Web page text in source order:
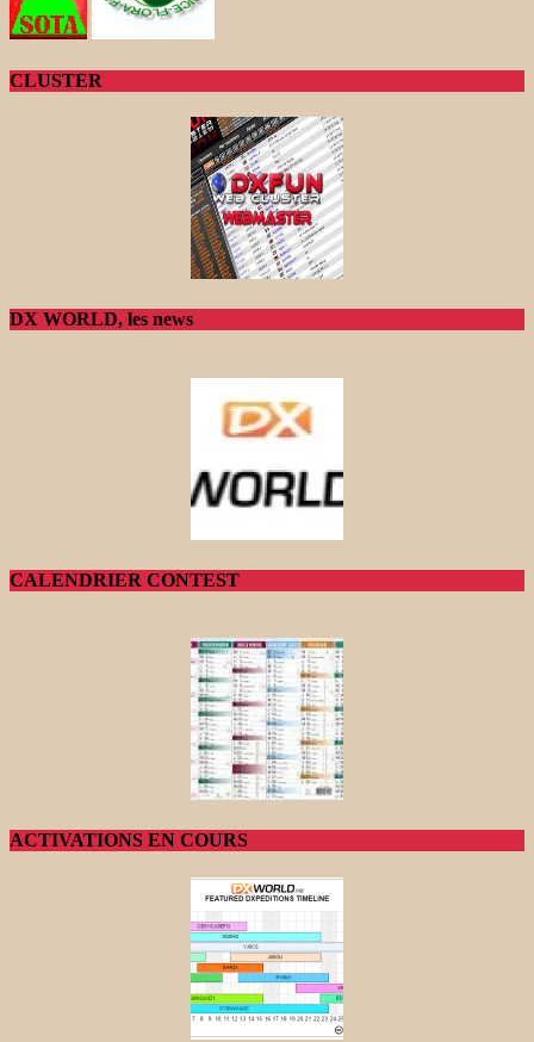
CLUSTER
DX WORLD, les news
CALENDRIER CONTEST
ACTIVATIONS EN COURS